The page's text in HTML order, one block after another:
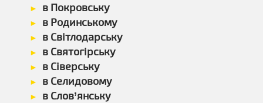
в Покровську
в Родинському
в Світлодарську
в Святогірську
в Сіверську
в Селидовому
в Слов’янську